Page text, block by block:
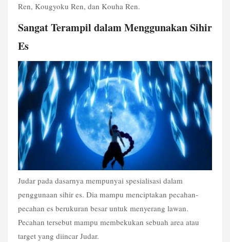
Ren, Kougyoku Ren, dan Kouha Ren.
Sangat Terampil dalam Menggunakan Sihir
Es
Judar pada dasarnya mempunyai spesialisasi dalam
penggunaan sihir es. Dia mampu menciptakan pecahan-
pecahan es berukuran besar untuk menyerang lawan.
Pecahan tersebut mampu membekukan sebuah area atau
target yang diincar Judar.